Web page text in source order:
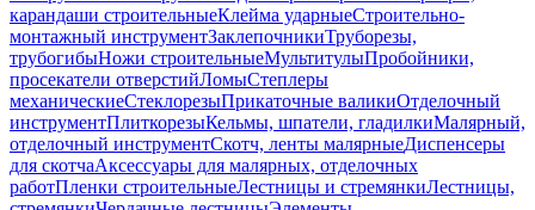
карандаши строительныеКлейма ударныеСтроительно-
монтажный инструментЗаклепочникиТруборезы,
трубогибыНожи строительныеМультитулыПробойники,
просекатели отверстийЛомыСтеплеры
механическиеСтеклорезыПрикаточные валикиОтделочный
инструментПлиткорезыКельмы, шпатели, гладилкиМалярный,
отделочный инструментСкотч, ленты малярныеДиспенсеры
для скотчаАксессуары для малярных, отделочных
работПленки строительныеЛестницы и стремянкиЛестницы,